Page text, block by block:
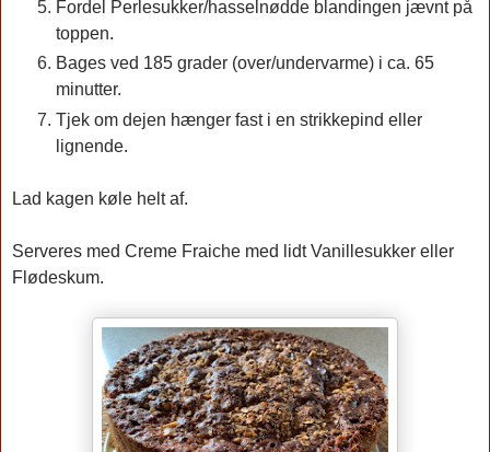
Fordel Perlesukker/hasselnødde blandingen jævnt på
toppen.
Bages ved 185 grader (over/undervarme) i ca. 65
minutter.
Tjek om dejen hænger fast i en strikkepind eller
lignende.
Lad kagen køle helt af.
Serveres med Creme Fraiche med lidt Vanillesukker eller
Flødeskum.